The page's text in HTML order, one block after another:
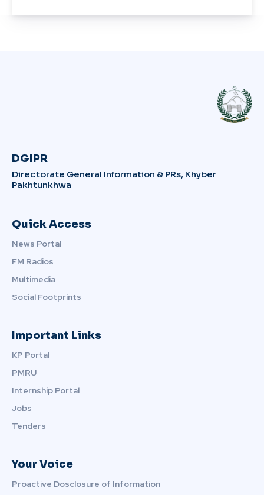
DGIPR
Directorate General Information & PRs, Khyber
Pakhtunkhwa
Quick Access
News Portal
FM Radios
Multimedia
Social Footprints
Important Links
KP Portal
PMRU
Internship Portal
Jobs
Tenders
Your Voice
Proactive Dosclosure of Information